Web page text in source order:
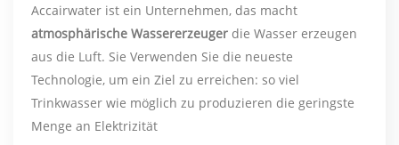
Accairwater ist ein Unternehmen, das macht
atmosphärische Wassererzeuger die Wasser erzeugen
aus die Luft. Sie Verwenden Sie die neueste
Technologie, um ein Ziel zu erreichen: so viel
Trinkwasser wie möglich zu produzieren die geringste
Menge an Elektrizität